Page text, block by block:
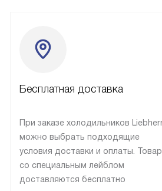
Бесплатная доставка
При заказе холодильников
можно выбрать подходящие
условия доставки и оплаты.
со специальным лейблом
доставляются бесплатно